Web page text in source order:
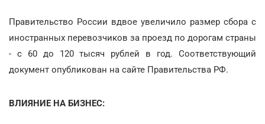
Правительство России вдвое увеличило размер сбора с
иностранных перевозчиков за проезд по дорогам страны
- с 60 до 120 тысяч рублей в год. Соответствующий
документ опубликован на сайте Правительства РФ.
ВЛИЯНИЕ НА БИЗНЕС: